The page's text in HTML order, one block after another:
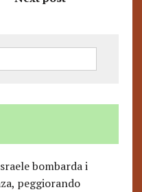
bombarda i
peggiorando